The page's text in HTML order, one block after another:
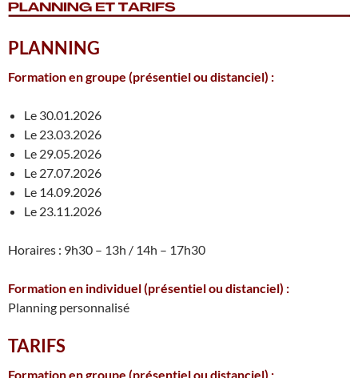
PLANNING
Formation en groupe (présentiel ou distanciel) :
Le 30.01.2026
Le 23.03.2026
Le 29.05.2026
Le 27.07.2026
Le 14.09.2026
Le 23.11.2026
Horaires : 9h30 – 13h / 14h – 17h30
Formation en individuel(présentiel ou distanciel) :
Planning personnalisé
TARIFS
Formation en groupe (présentiel ou distanciel) :